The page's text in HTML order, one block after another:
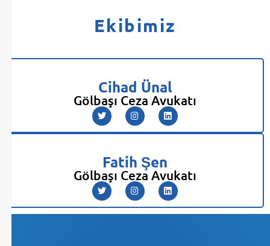
Ekibimiz
Cihad Ünal
Gölbaşı Ceza Avukatı
Fatih Şen
Gölbaşı Ceza Avukatı